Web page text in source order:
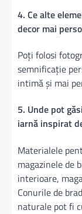
4. Ce alte
decor mai
Poți folosi
semnificație
intimă și mai
5. Unde pot
iarnă inspirat
Materialele
magazinele de
interioare,
Conurile de
naturale pot fi